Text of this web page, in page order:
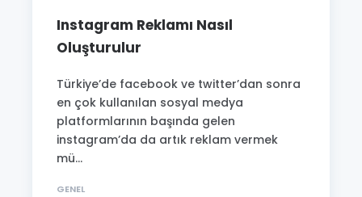
Instagram Reklamı Nasıl
Oluşturulur
Türkiye’de facebook ve twitter’dan sonra
en çok kullanılan sosyal medya
platformlarının başında gelen
instagram’da da artık reklam vermek
mü...
GENEL